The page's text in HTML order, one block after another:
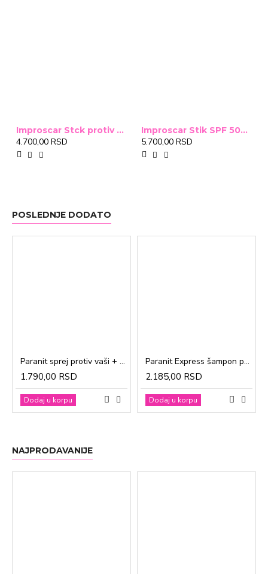
Improscar Stck protiv ožiljaka 4,6g
4.700,00 RSD
Improscar Stik SPF 50+ Conceal 6,9g (tonirani)
5.700,00 RSD
POSLEDNJE DODATO
Paranit sprej protiv vaši + češalj 100ml
1.790,00 RSD
Dodaj u korpu
Paranit Express šampon protiv vaši + češalj 200ml
2.185,00 RSD
Dodaj u korpu
NAJPRODAVANIJE